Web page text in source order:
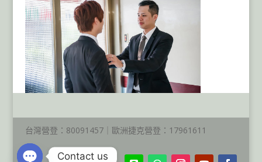
台灣營登：80091457｜歐洲捷克營登：17961611
Contact us